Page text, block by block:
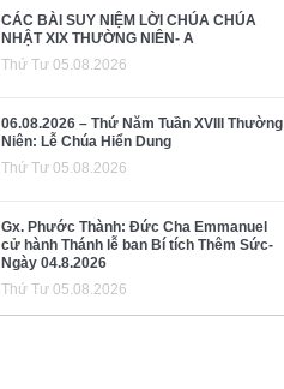
CÁC BÀI SUY NIỆM LỜI CHÚA CHÚA
NHẬT XIX THƯỜNG NIÊN- A
Thứ Tư 05.08.2026
06.08.2026 – Thứ Năm Tuần XVIII Thường
Niên: Lễ Chúa Hiển Dung
Thứ Tư 05.08.2026
Gx. Phước Thành: Đức Cha Emmanuel
cử hành Thánh lễ ban Bí tích Thêm Sức-
Ngày 04.8.2026
Thứ Tư 05.08.2026